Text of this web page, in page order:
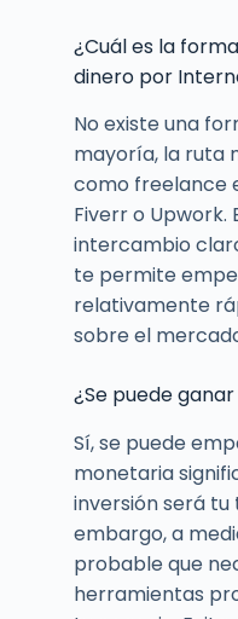
¿Cuál es la
dinero por
No existe una
mayoría, la ruta
como freelance
Fiverr o
intercambio
te permite
relativamente
sobre el
¿Se puede
Sí, se puede
monetaria
inversión será tu
embargo, a
probable que
herramientas